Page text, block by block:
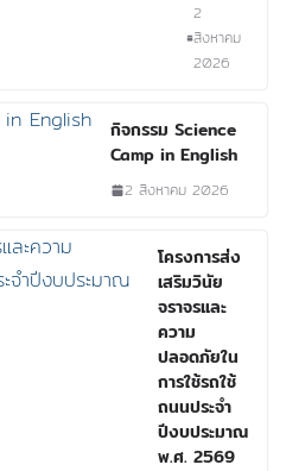
2
สิงหาคม
2026
กิจกรรม Science
Camp in English
2 สิงหาคม 2026
โครงการส่ง
เสริมวินัย
จราจรและ
ความ
ปลอดภัยใน
การใช้รถใช้
ถนนประจำ
ปีงบประมาณ
พ.ศ. 2569